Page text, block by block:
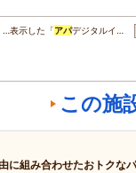
…表示した「アパデジタルイ…
この施
に組み合わせたおトクな